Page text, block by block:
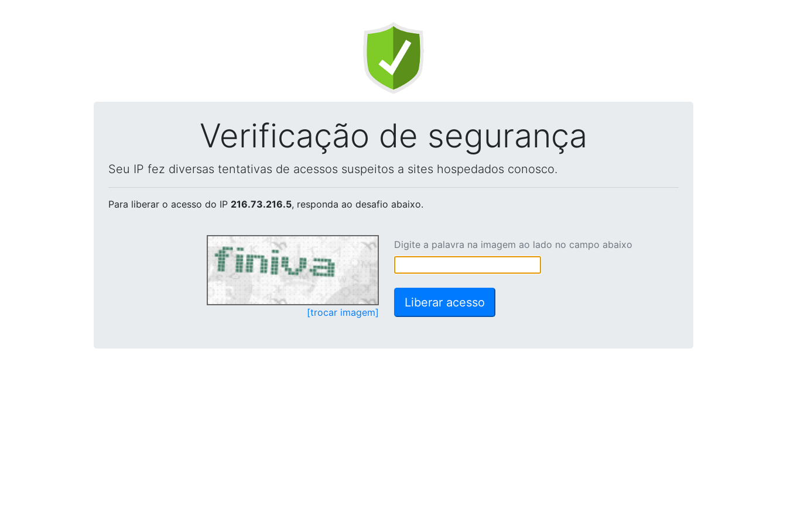
Verificação de segurança
Seu IP fez diversas tentativas de acessos suspeitos a sites hospedados conosco.
Para liberar o acesso do IP 216.73.216.5, responda ao desafio abaixo.
[trocar imagem]
Digite a palavra na imagem ao lado no campo abaixo